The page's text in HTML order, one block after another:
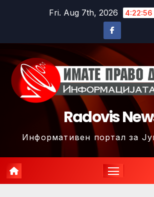
Fri. Aug 7th, 2026 4:22:59
Radovis
Информативен портал за